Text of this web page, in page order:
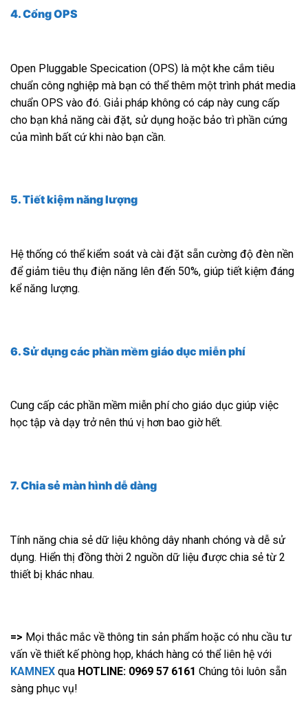
4. Cổng OPS
Open Pluggable Specication (OPS) là một khe cắm tiêu
chuẩn công nghiệp mà bạn có thể thêm một trình phát media
chuẩn OPS vào đó. Giải pháp không có cáp này cung cấp
cho bạn khả năng cài đặt, sử dụng hoặc bảo trì phần cứng
của mình bất cứ khi nào bạn cần.
5. Tiết kiệm năng lượng
Hệ thống có thể kiểm soát và cài đặt sẵn cường độ đèn nền
để giảm tiêu thụ điện năng lên đến 50%, giúp tiết kiệm đáng
kể năng lượng.
6. Sử dụng các phần mềm giáo dục miễn phí
Cung cấp các phần mềm miễn phí cho giáo dục giúp việc
học tập và dạy trở nên thú vị hơn bao giờ hết.
7. Chia sẻ màn hình dễ dàng
Tính năng chia sẻ dữ liệu không dây nhanh chóng và dễ sử
dụng. Hiển thị đồng thời 2 nguồn dữ liệu được chia sẻ từ 2
thiết bị khác nhau.
=> Mọi thắc mắc về thông tin sản phẩm hoặc có nhu cầu tư
vấn về thiết kế phòng họp, khách hàng có thể liên hệ với
KAMNEX qua HOTLINE: 0969 57 6161 Chúng tôi luôn sẵn
sàng phục vụ!